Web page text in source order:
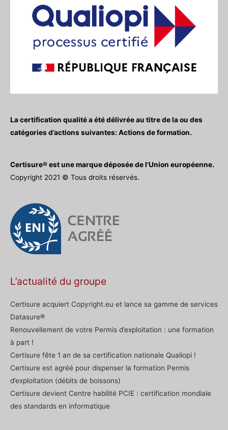
La certification qualité a été délivrée au titre de la ou des
catégories d’actions suivantes: Actions de formation.
Certisure® est une marque déposée de l'Union européenne.
Copyright 2021 © Tous droits réservés.
L’actualité du groupe
Certisure acquiert Copyright.eu et lance sa gamme de services
Datasure®
Renouvellement de votre Permis d’exploitation : une formation
à part !
Certisure fête 1 an de sa certification nationale Qualiopi !
Certisure est agréé pour dispenser la formation Permis
d’exploitation (débits de boissons)
Certisure devient Centre habilité PCIE : certification mondiale
des standards en informatique